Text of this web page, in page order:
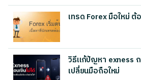
เทรด Forex มือใหม่ ต้
วิธีแก้ปัญหา exness ถ
เปลี่ยนมือถือใหม่